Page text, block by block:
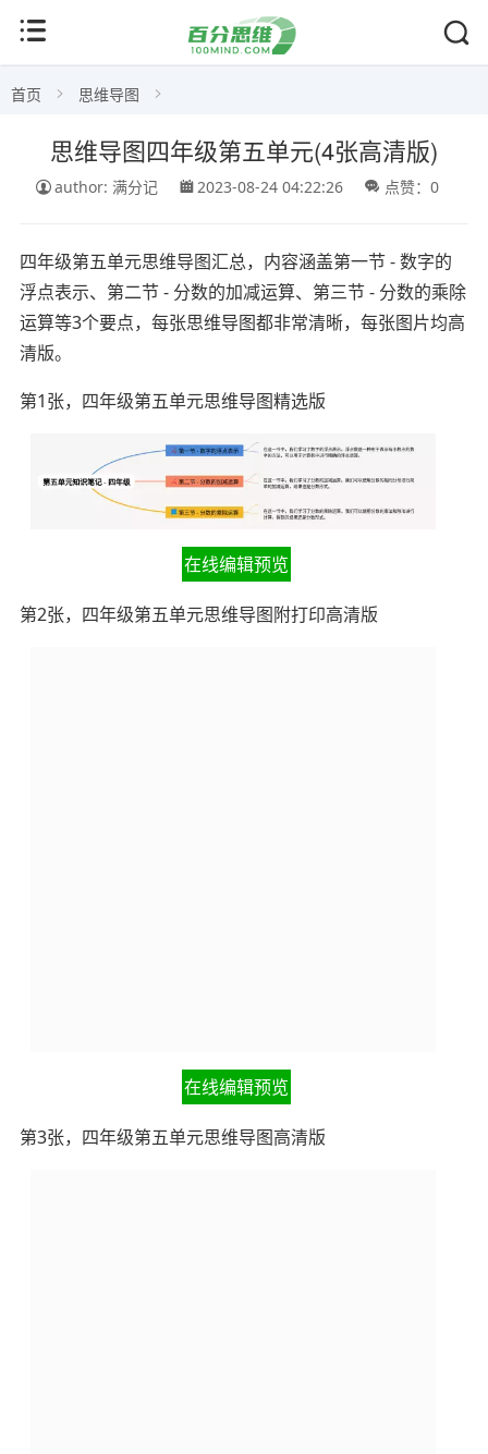
首页 思维导图
思维导图四年级第五单元(4张高清版)
author: 满分记 2023-08-24 04:22:26 点赞：0
四年级第五单元思维导图汇总，内容涵盖第一节 - 数字的
浮点表示、第二节 - 分数的加减运算、第三节 - 分数的乘除
运算等3个要点，每张思维导图都非常清晰，每张图片均高
清版。
第1张，四年级第五单元思维导图精选版
在线编辑预览
第2张，四年级第五单元思维导图附打印高清版
在线编辑预览
第3张，四年级第五单元思维导图高清版